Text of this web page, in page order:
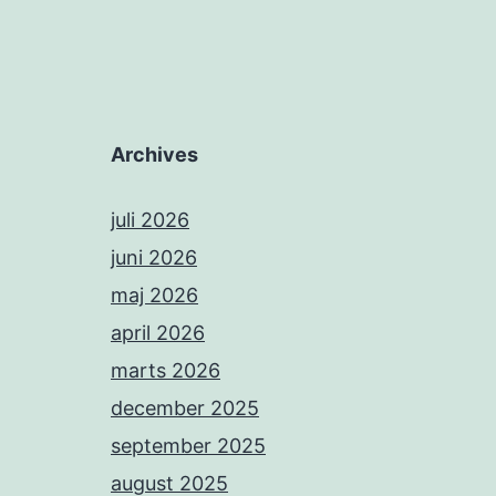
Archives
juli 2026
juni 2026
maj 2026
april 2026
marts 2026
december 2025
september 2025
august 2025